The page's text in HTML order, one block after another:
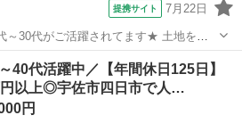
提携サイト 7月22日
代がご活躍されてます★ 土地をお
いし、信頼関係をじっくり築き、土地
40代活躍中／【年間休日125日】
円以上◎宇佐市四日市で人…
円